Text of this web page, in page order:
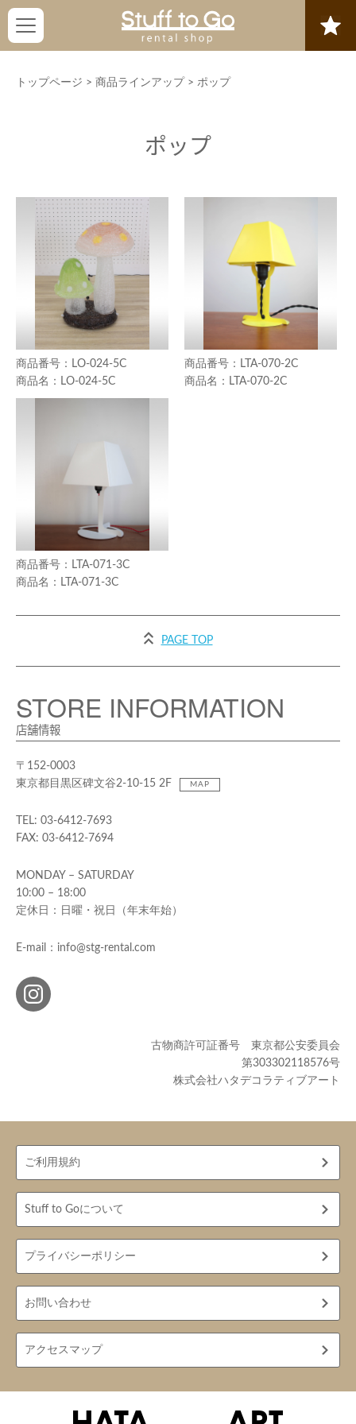
トップページ > 商品ラインアップ > ポップ
ポップ
LO-024-5C
LO-024-5C
LTA-070-2C
LTA-070-2C
LTA-071-3C
LTA-071-3C
PAGE TOP
STORE INFORMATION
店舗情報
〒152-0003
東京都目黒区碑文谷2-10-15 2F
MAP
TEL: 03-6412-7693
FAX: 03-6412-7694
MONDAY – SATURDAY
10:00 – 18:00
定休日：日曜・祝日（年末年始）
E-mail：info@stg-rental.com
古物商許可証番号 東京都公安委員会
第303302118576号
株式会社ハタデコラティブアート
ご利用規約
Stuff to Goについて
プライバシーポリシー
お問い合わせ
アクセスマップ